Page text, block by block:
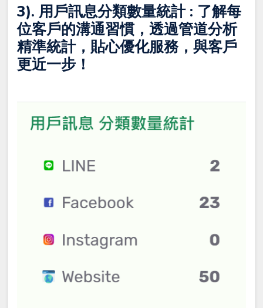
3). 用戶訊息分類數量統計 : 了解每
位客戶的溝通習慣，透過管道分析
精準統計，貼心優化服務，與客戶
更近一步！